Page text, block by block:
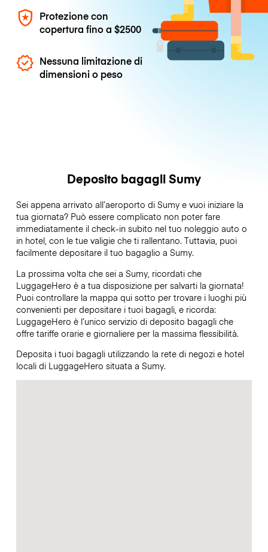
Protezione con
copertura fino a$2500
Nessuna limitazione di
dimensioni o peso
Deposito bagagli Sumy
Sei appena arrivato all’aeroporto di Sumy e vuoi iniziare la
tua giornata? Può essere complicato non poter fare
immediatamente il check-in subito nel tuo noleggio auto o
in hotel, con le tue valigie che ti rallentano. Tuttavia, puoi
facilmente depositare il tuo bagaglio a Sumy.
La prossima volta che sei a Sumy, ricordati che
LuggageHero è a tua disposizione per salvarti la giornata!
Puoi controllare la mappa qui sotto per trovare i luoghi più
convenienti per depositare i tuoi bagagli, e ricorda:
LuggageHero è l’unico servizio di deposito bagagli che
offre tariffe orarie e giornaliere per la massima flessibilità.
Deposita i tuoi bagagli utilizzando la rete di negozi e hotel
locali di LuggageHero situata a Sumy.